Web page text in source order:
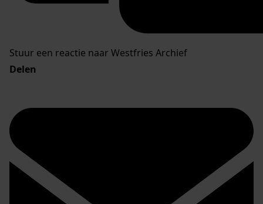
Stuur een reactie naar Westfries Archief
Delen